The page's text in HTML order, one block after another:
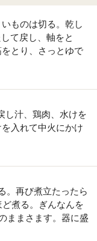
ものは切る。乾し
て戻し、軸をと
とり、さっとゆで
し汁、鶏肉、水けを
入れて中火にかけ
。再び煮立たったら
煮る。ぎんなんを
ままさます。器に盛